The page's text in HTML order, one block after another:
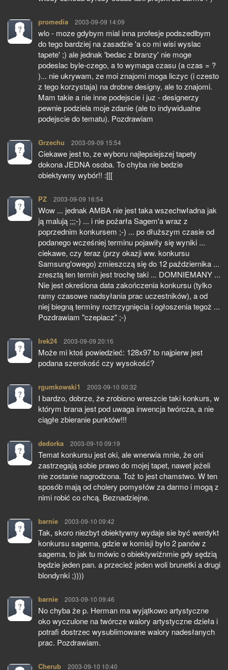
promedia pisze:
2003-09-09 14:09
wlo - moze gdybym mial inna profesje podszedlbym
do tego bardziej na zasadzie 'a co mi wisi wyslac
tapete' ;) ale jednak 'bedac z branzy' nie moge
podeslac byle-czego, a to wymaga czasu (a czas = ?
)... nie ukrywam, ze moi znajomi moga liczyc (i czesto
z tego korzystaja) na drobne designy, ale to znajomi.
Mam takie a nie inne podejscie i juz - designerzy
pewnie podziela moje zdanie (ale to indywidualne
podejscie do tematu). Pozdrawiam
Grzechu pisze:
2003-09-09 15:54
Ciekawe jest to, ze wyboru najlepsiejszej tapety
dokona JEDNA osoba. To chyba nie bedzie
obiektywny wybór!! :[[[
PZ pisze:
2003-09-09 16:54
Wow ... jednak AMBA nie jest taka wszechwładna jak
ją malują ;;;-) ... i nie pożarła Sagem'a wraz z
poprzednim konkursem ;-) ... po dłuższym czasie od
podanego wcześniej terminu pojawiły się wyniki ...
ciekawe, czy teraz (przy okazji ww. konkursu
Samsung'owego) zmieszczą się do 12 października ...
zresztą ten termin jest trochę taki ... DOMNIEMANY ...
Nie jest określona data zakończenia konkursu (tylko
ramy czasowe nadsyłania prac uczestników), a od
niej biegną terminy roztrzygnięcia i ogłoszenia tegoż ...
Pozdrawiam "czepiacz" ;-)
Irek24 pisze:
2003-09-09 20:16
Może mi ktoś powiedzieć: 128x97 to najpierw jest
podana szerokość czy wysokość?
rgumkowski1 pisze:
2003-09-10 00:32
I bardzo, dobrze, że zrobiono wreszcie taki konkurs, w
którym brana jest pod uwaga inwencja twórcza, a nie
ciągłe zbieranie punktów!!!
dedorka pisze:
2003-09-10 09:19
Temat konkursu jest oki, ale wnerwia mnie, że oni
zastrzegają sobie prawo do mojej tapet, nawet jeżeli
nie zostanie nagrodzona. Toż to jest chamstwo. W ten
sposób mają od cholery pomysłów za darmo i mogą z
nimi robić co chcą. Beznadziejne.
barnie pisze:
2003-09-10 09:42
Tak, skoro niezbyt obiektywny wydaje sie być werdykt
konkursu sagema, gdzie w komisji było 2 panów z
sagema, to jak tu mówic o obiektywiźnmie gdy sędzią
będzie jeden pan. a przecież jeden woli brunetki a drugi
blondynki ;))))
barnie pisze:
2003-09-10 09:46
No chyba że p. Herman ma wyjątkowo artystyczne
oko wyczulone na twórcze walory artystyczne dzieła i
potrafi dostrzec wysublimowane walory nadesłanych
prac. Pozdrawiam.
Cherub pisze:
2003-09-10 10:40